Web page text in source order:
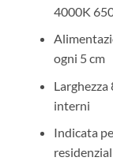
4000K
ogni 5 cm
Larghezza
interni
Indicata